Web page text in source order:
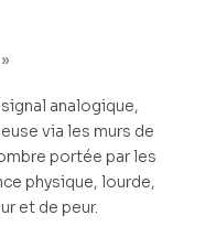
signal analogique,
via les murs de
portée par les
physique, lourde,
et de peur.